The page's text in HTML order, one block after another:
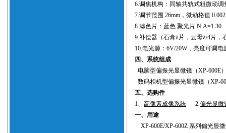
6.调焦机构：同轴共轨式粗微动调
7.调节范围 26mm，微动格值
8.滤色片：蓝色 聚光片 N.A=1.30
9.补偿器（石膏λ片，云母λ/4片，
10.电光源：6V/20W，亮度可调电
四、系统组成
电脑型偏振光显微镜（XP-600E
数码相机型偏振光显微镜（XP-
五、选购件
1、 高像素成像系统 2.偏光显微
一、用途
XP-600E/XP-600Z 系列 偏光显